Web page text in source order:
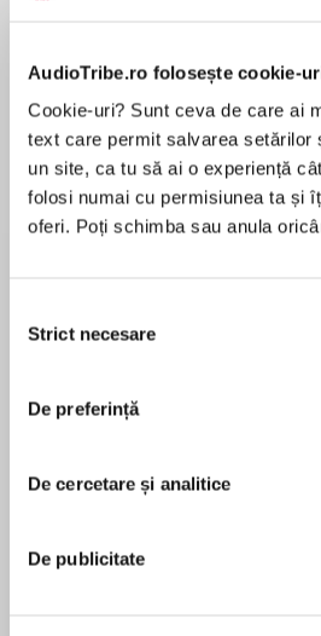
AudioTribe.ro folosește cookie-
Cookie-uri? Sunt ceva de care ai
text care permit salvarea setărilor
un site, ca tu să ai o experiență
folosi numai cu permisiunea ta și
oferi. Poți schimba sau anula
consimțământului
Strict necesare
De preferință
De cercetare și analitice
De publicitate
de...
Dani Francis
la...
Lauren Weisberger
Desprecarte
Dukes's gripping historical
and seize control of her
swearing to remain a virgin
When eighteen-year-old
Albania, Eleanora must
studying art in Italy as she
a remote mountain village
Meria.
În acest moment nu
Kristopher Dukes
Kristopher Dukes was born
Angeles, California. Her work